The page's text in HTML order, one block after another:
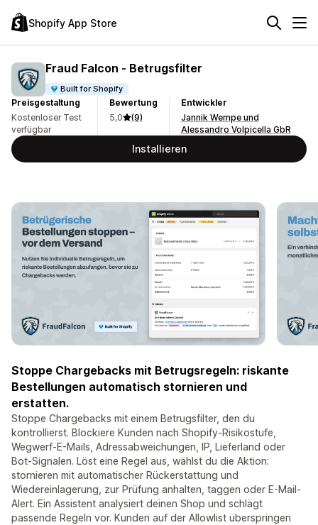
Shopify App Store
Fraud Falcon ‑ Betrugsfilter
Built for Shopify
Preisgestaltung
Kostenloser Test
verfügbar
Bewertung
5,0
(9)
Entwickler
Jannik Wempe und
Alessandro Volpicella GbR
Installieren
Stoppe Chargebacks mit Betrugsregeln: riskante
Bestellungen automatisch stornieren und
erstatten.
Stoppe Chargebacks mit einem Betrugsfilter, den du
kontrollierst. Blockiere Kunden nach Shopify-Risikostufe,
Wegwerf-E-Mails, Adressabweichungen, IP, Lieferland oder
Bot-Signalen. Löst eine Regel aus, wählst du die Aktion:
stornieren mit automatischer Rückerstattung und
Wiedereinlagerung, zur Prüfung anhalten, taggen oder E-Mail-
Alert. Ein Assistent analysiert deinen Shop und schlägt
passende Regeln vor. Kunden auf der Allowlist überspringen